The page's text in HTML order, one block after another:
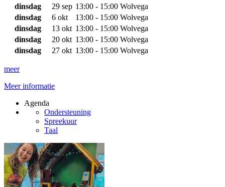
dinsdag
29 sep 13:00 - 15:00 Wolvega
dinsdag
6 okt 13:00 - 15:00 Wolvega
dinsdag
13 okt 13:00 - 15:00 Wolvega
dinsdag
20 okt 13:00 - 15:00 Wolvega
dinsdag
27 okt 13:00 - 15:00 Wolvega
meer
Meer informatie
Agenda
Ondersteuning
Spreekuur
Taal